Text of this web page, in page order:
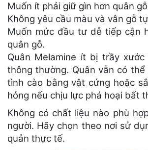
Muốn ít phải giữ gìn hơn quân
Không yêu cầu màu và vân gỗ
Muốn mức đầu tư dễ tiếp cận
quân gỗ.
Quân Melamine ít bị trầy
thông thường. Quân vẫn có
tình cào bằng vật cứng hoặc
hỏng nếu chịu lực phá hoại bất
Không có chất liệu nào phù
người. Hãy chọn theo nơi sử
quản thực tế.